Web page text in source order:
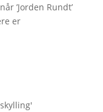
’Jorden Rundt’
er
'